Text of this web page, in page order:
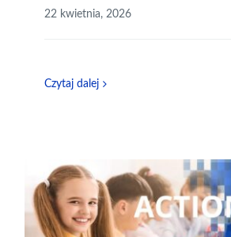
22 kwietnia, 2026
Czytaj dalej